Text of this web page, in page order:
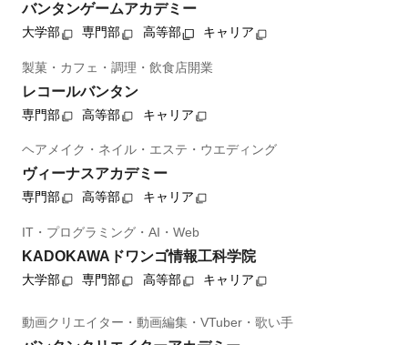
バンタンゲームアカデミー
大学部 専門部 高等部 キャリア
製菓・カフェ・調理・飲食店開業
レコールバンタン
専門部 高等部 キャリア
ヘアメイク・ネイル・エステ・ウエディング
ヴィーナスアカデミー
専門部 高等部 キャリア
IT・プログラミング・AI・Web
KADOKAWAドワンゴ情報工科学院
大学部 専門部 高等部 キャリア
動画クリエイター・動画編集・VTuber・歌い手